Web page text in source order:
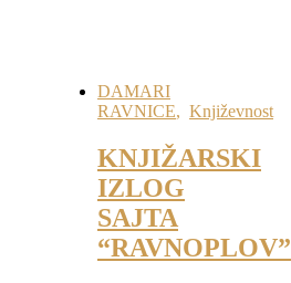
DAMARI
RAVNICE, Književnost
KNJIŽARSKI
IZLOG
SAJTA
“RAVNOPLOV”